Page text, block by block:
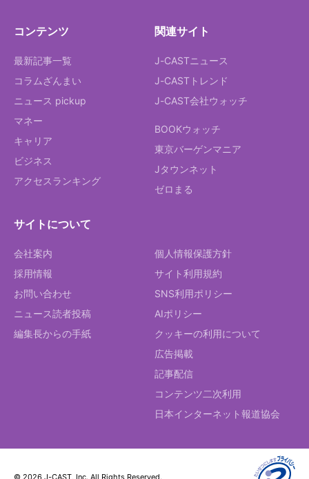
コンテンツ
最新記事一覧
コラムざんまい
ニュース pickup
マネー
キャリア
ビジネス
アクセスランキング
関連サイト
J-CASTニュース
J-CASTトレンド
J-CAST会社ウォッチ
BOOKウォッチ
東京バーゲンマニア
Jタウンネット
ゼロまる
サイトについて
会社案内
採用情報
お問い合わせ
ニュース読者投稿
編集長からの手紙
個人情報保護方針
サイト利用規約
SNS利用ポリシー
AIポリシー
クッキーの利用について
広告掲載
記事配信
コンテンツ二次利用
日本インターネット報道協会
© 2026 J-CAST, Inc. All Rights Reserved.